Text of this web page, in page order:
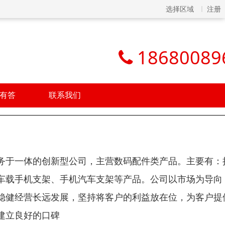
选择区域 注册
答 联系我们
一体的创新型公司，主营数码配件类产品。主要有：
手机支架、手机汽车支架等产品。公司以市场为导向
经营长远发展，坚持将客户的利益放在位，为客户提
立良好的口碑